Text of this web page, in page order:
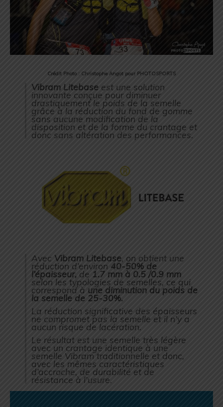
Crédit Photo : Christophe Angot pour PHOTOSPORTS
Vibram Litebase est une solution
innovante conçue pour diminuer
drastiquement le poids de la semelle
grâce à la réduction du fond de gomme
sans aucune modification de la
disposition et de la forme du crantage et
donc sans altération des performances.
Avec Vibram Litebase, on obtient une
réduction d’environ 40-50% de
l’épaisseur, de 1.7 mm à 0.5 /0.9 mm
selon les typologies de semelles, ce qui
correspond à une diminution du poids de
la semelle de 25-30%.
La réduction significative des épaisseurs
ne compromet pas la semelle et il n’y a
aucun risque de lacération.
Le résultat est une semelle très légère
avec un crantage identique à une
semelle Vibram traditionnelle et donc,
avec les mêmes caractéristiques
d’accroche, de durabilité et de
résistance à l’usure.